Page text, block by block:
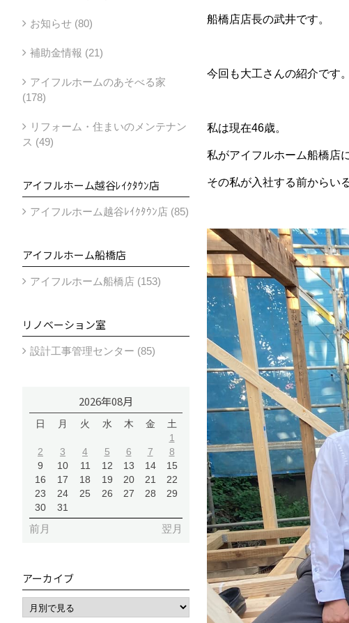
船橋店店長の武井です。
今回も大工さんの紹介です。
私は現在46歳。
私がアイフルホーム船橋店
その私が入社する前からい
お知らせ (80)
補助金情報 (21)
アイフルホームのあそべる家
(178)
リフォーム・住まいのメンテナン
ス (49)
アイフルホーム越谷ﾚｲｸﾀｳﾝ店
アイフルホーム越谷ﾚｲｸﾀｳﾝ店 (85)
アイフルホーム船橋店
アイフルホーム船橋店 (153)
リノベーション室
設計工事管理センター (85)
2026年08月
日 月 火 水 木 金
土
1
2
3 4 5 6 7
8
9
10 11 12 13 14
15
16
17 18 19 20 21
22
23
24 25 26 27 28
29
30
31
前月 翌月
アーカイブ